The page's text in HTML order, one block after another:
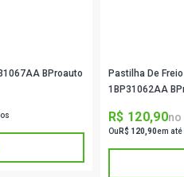
BProauto
Pastilha De
1BP31062AA
R$ 120,90no
Ou R$ 120,90em até